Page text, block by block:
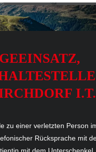
I.T.
zu einer verletzten Person
Rücksprache mit